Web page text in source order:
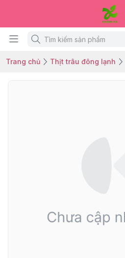
Trang chủ Thịt trâu đông lạnh